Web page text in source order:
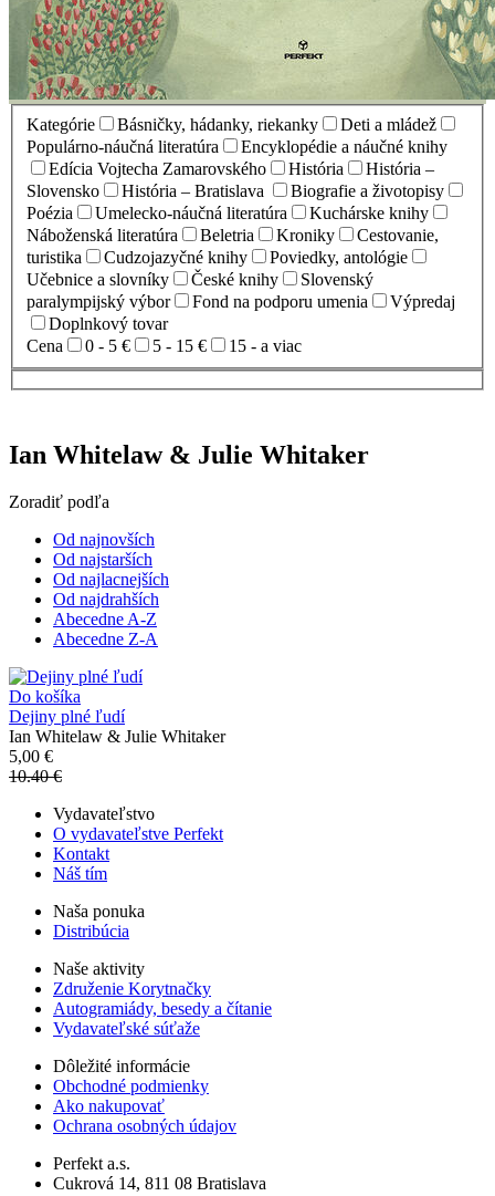
Kategórie Básničky, hádanky, riekanky
Deti a mládež
Populárno-náučná literatúra
Encyklopédie a náučné knihy
Edícia Vojtecha Zamarovského
História
História –
Slovensko
História – Bratislava
Biografie a životopisy
Poézia
Umelecko-náučná literatúra
Kuchárske knihy
Náboženská literatúra
Beletria Kroniky
Cestovanie,
turistika
Cudzojazyčné knihy
Poviedky, antológie
Učebnice a slovníky
České knihy
Slovenský
paralympijský výbor
Fond na podporu umenia
Výpredaj
Doplnkový tovar
Cena
0 - 5 € 5 - 15 € 15 - a viac
Ian Whitelaw & Julie Whitaker
Zoradiť podľa
Od najnovších
Od najstarších
Od najlacnejších
Od najdrahších
Abecedne A-Z
Abecedne Z-A
Do košíka
Dejiny plné ľudí
Ian Whitelaw & Julie Whitaker
5,00 €
10.40 €
Vydavateľstvo
O vydavateľstve Perfekt
Kontakt
Náš tím
Naša ponuka
Distribúcia
Naše aktivity
Združenie Korytnačky
Autogramiády, besedy a čítanie
Vydavateľské súťaže
Dôležité informácie
Obchodné podmienky
Ako nakupovať
Ochrana osobných údajov
Perfekt a.s.
Cukrová 14, 811 08 Bratislava